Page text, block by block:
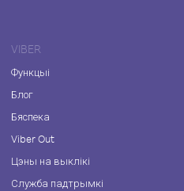
VIBER
Функцыі
Блог
Бяспека
Viber Out
Цэны на выклікі
Служба падтрымкі